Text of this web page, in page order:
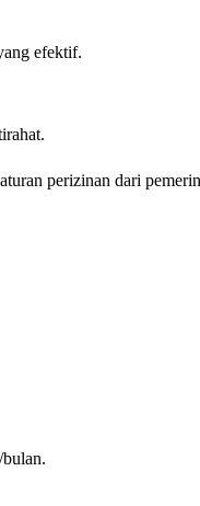
efektif.
perizinan dari